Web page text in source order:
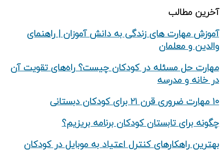
های زندگی به دانش‌ آموزان | راهنمای
مسئله در کودکان چیست؟ راه‌های تقویت آن
مدرسه
تابستان کودکان برنامه بریزیم؟
کنترل اعتیاد به موبایل در کودکان